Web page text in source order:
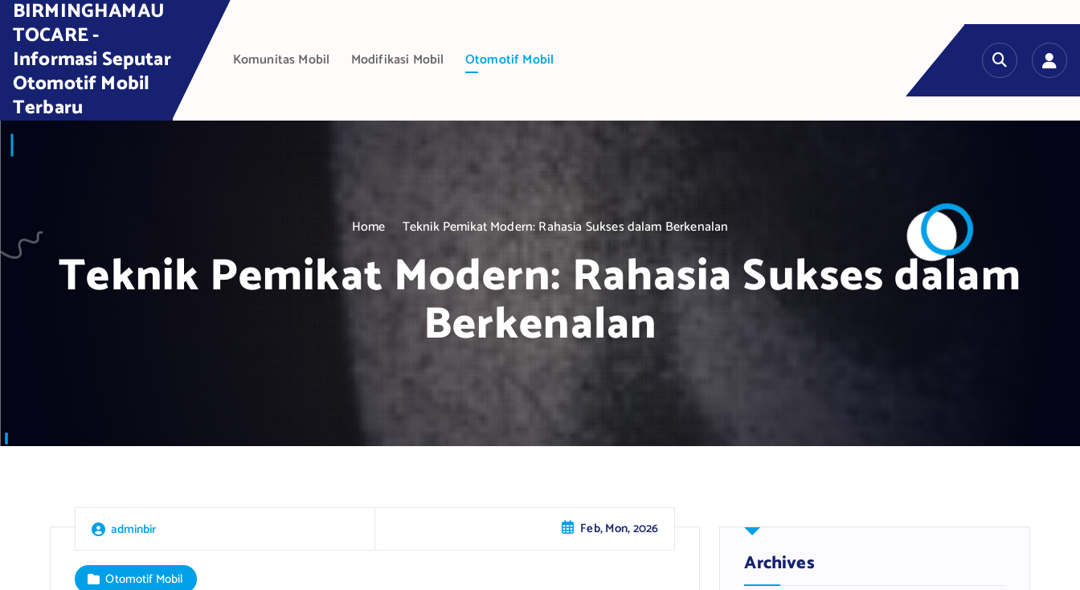
t
BIRMINGHAMAU
TOCARE -
Informasi Seputar
Otomotif Mobil
Terbaru
Komunitas Mobil Modifikasi Mobil Otomotif Mobil
Home Teknik Pemikat Modern: Rahasia Sukses dalam Berkenalan
Teknik Pemikat Modern: Rahasia Sukses dalam
Berkenalan
adminbir Feb, Mon, 2026
Otomotif Mobil
Archives